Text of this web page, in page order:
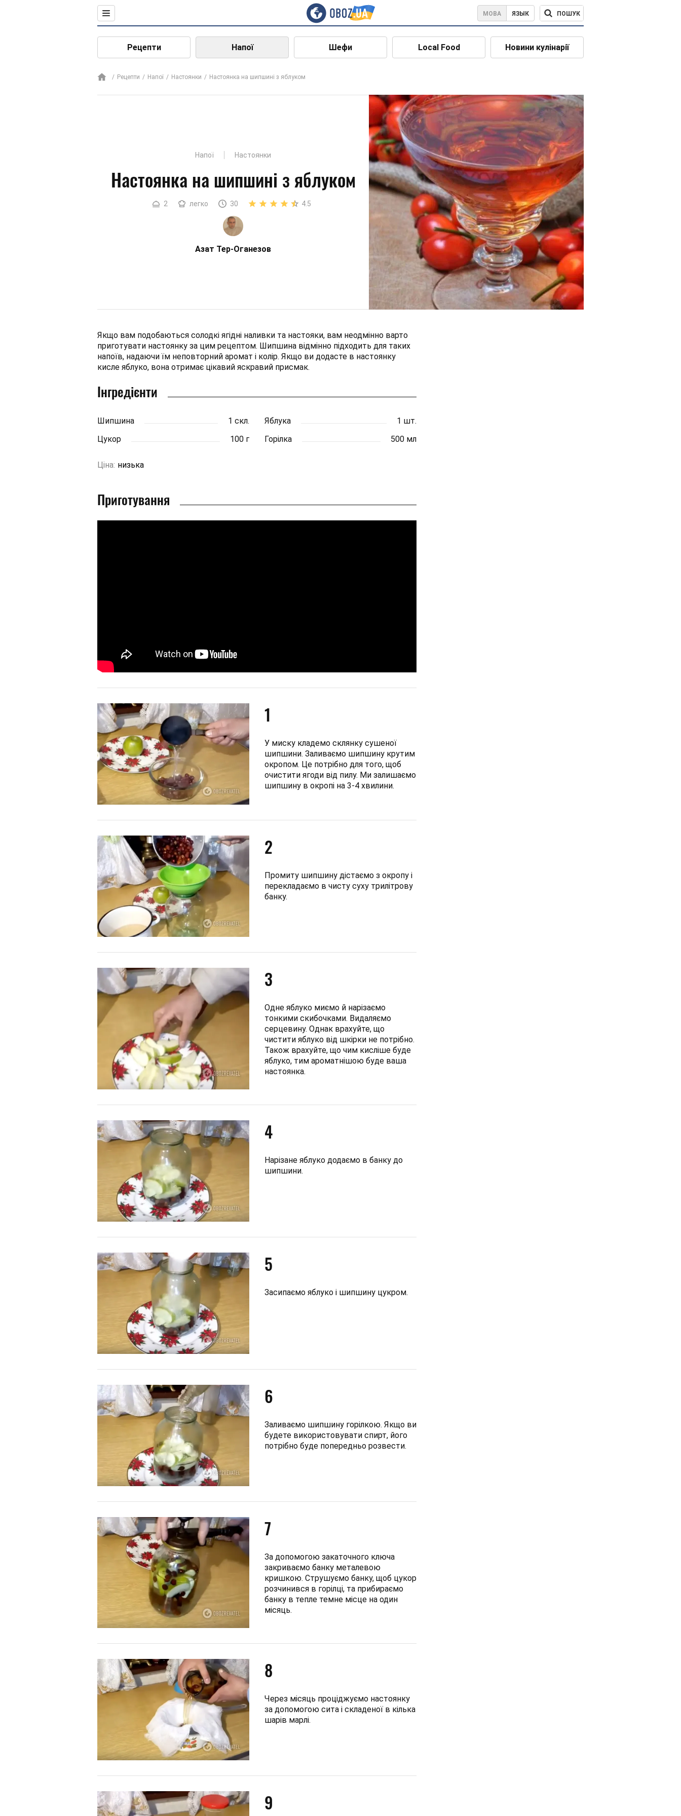
МОВА ЯЗЫК ПОШУК
Рецепти Напої Шефи Local Food Новини кулінарії
Рецепти Напої Настоянки Настоянка на шипшині з яблуком
Напої Настоянки
Настоянка на шипшині з яблуком
2 легко 30 4.5
Азат Тер-Оганезов
Якщо вам подобаються солодкі ягідні наливки та настояки, вам неодмінно варто
приготувати настоянку за цим рецептом. Шипшина відмінно підходить для таких
напоїв, надаючи їм неповторний аромат і колір. Якщо ви додасте в настоянку
кисле яблуко, вона отримає цікавий яскравий присмак.
Інгредієнти
Шипшина 1 скл. Яблука
1 шт.
Цукор
100 г Горілка 500 мл
Ціна: низька
Приготування
1
У миску кладемо склянку сушеної
шипшини. Заливаємо шипшину крутим
окропом. Це потрібно для того, щоб
очистити ягоди від пилу. Ми залишаємо
шипшину в окропі на 3-4 хвилини.
2
Промиту шипшину дістаємо з окропу і
перекладаємо в чисту суху трилітрову
банку.
3
Одне яблуко миємо й нарізаємо
тонкими скибочками. Видаляємо
серцевину. Однак врахуйте, що
чистити яблуко від шкірки не потрібно.
Також врахуйте, що чим кисліше буде
яблуко, тим ароматнішою буде ваша
настоянка.
4
Нарізане яблуко додаємо в банку до
шипшини.
5
Засипаємо яблуко і шипшину цукром.
6
Заливаємо шипшину горілкою. Якщо ви
будете використовувати спирт, його
потрібно буде попередньо розвести.
7
За допомогою закаточного ключа
закриваємо банку металевою
кришкою. Струшуємо банку, щоб цукор
розчинився в горілці, та прибираємо
банку в тепле темне місце на один
місяць.
8
Через місяць проціджуємо настоянку
за допомогою сита і складеної в кілька
шарів марлі.
9